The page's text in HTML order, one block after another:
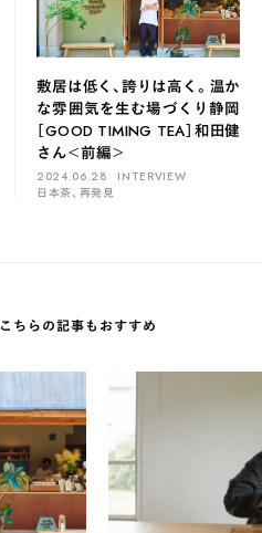
敷居は低く、誇りは高く。温か
な雰囲気を生む場づくり静岡
［GOOD TIMING TEA］和田健
さん＜前編＞
2024.06.28
INTERVIEW
日本茶、再発見
こちらの記事もおすすめ